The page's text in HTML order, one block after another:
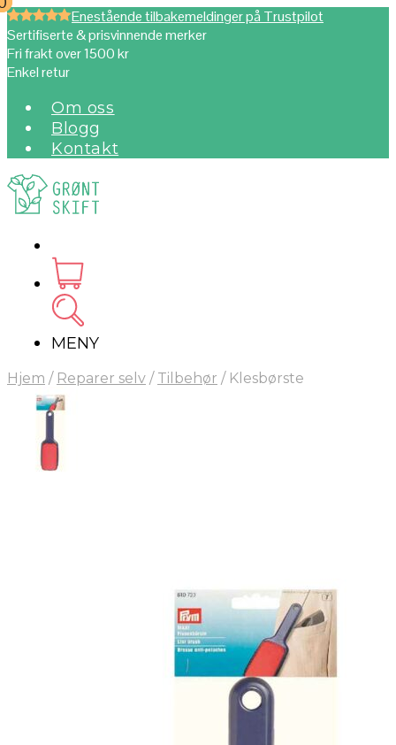
Enestående tilbakemeldinger på Trustpilot
Sertifiserte & prisvinnende merker
Fri frakt over 1500 kr
Enkel retur
Om oss
Blogg
Kontakt
MENY
Hjem / Reparer selv / Tilbehør /Klesbørste